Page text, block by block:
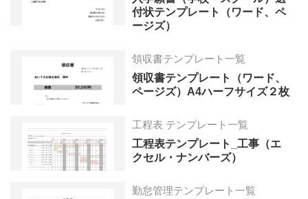
付状テンプレート（ワード、ペ
ージズ）
領収書テンプレート一覧
領収書テンプレート（ワード、
ページズ）A4ハーフサイズ２枚
工程表 テンプレート一覧
工程表テンプレート_工事（エ
クセル・ナンバーズ）
勤怠管理テンプレート一覧